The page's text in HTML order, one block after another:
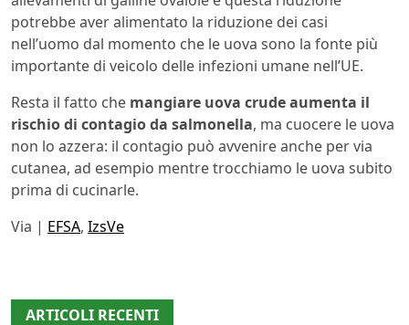
potrebbe aver alimentato la riduzione dei casi
nell’uomo dal momento che le uova sono la fonte più
importante di veicolo delle infezioni umane nell’UE.
Resta il fatto che mangiare uova crude aumenta il
rischio di contagio da salmonella, ma cuocere le uova
non lo azzera: il contagio può avvenire anche per via
cutanea, ad esempio mentre trocchiamo le uova subito
prima di cucinarle.
Via | EFSA, IzsVe
ARTICOLI RECENTI